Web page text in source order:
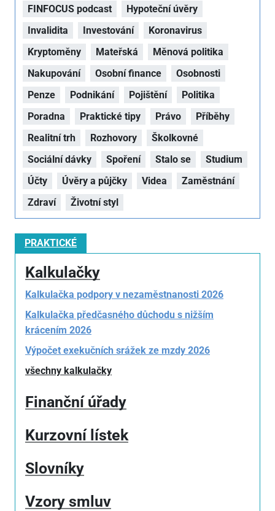
FINFOCUS podcast
Hypoteční úvěry
Invalidita
Investování
Koronavirus
Kryptoměny
Mateřská
Měnová politika
Nakupování
Osobní finance
Osobnosti
Penze
Podnikání Pojištění
Politika
Poradna
Praktické tipy Právo
Příběhy
Realitní trh
Rozhovory
Školkovné
Sociální dávky
Spoření Stalo se
Studium
Účty
Úvěry a půjčky Videa
Zaměstnání
Zdraví
Životní styl
PRAKTICKÉ
Kalkulačky
Kalkulačka podpory v nezaměstnanosti 2026
Kalkulačka předčasného důchodu s nižším
krácením 2026
Výpočet exekučních srážek ze mzdy 2026
všechny kalkulačky
Finanční úřady
Kurzovní lístek
Slovníky
Vzory smluv